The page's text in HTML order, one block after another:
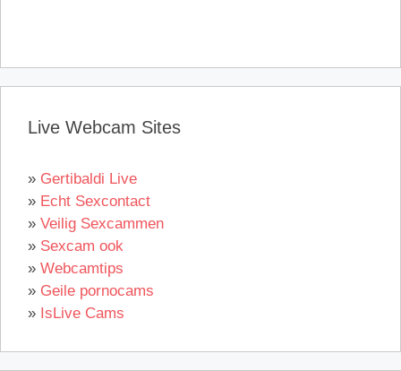
Live Webcam Sites
» Gertibaldi Live
» Echt Sexcontact
» Veilig Sexcammen
» Sexcam ook
» Webcamtips
» Geile pornocams
» IsLive Cams